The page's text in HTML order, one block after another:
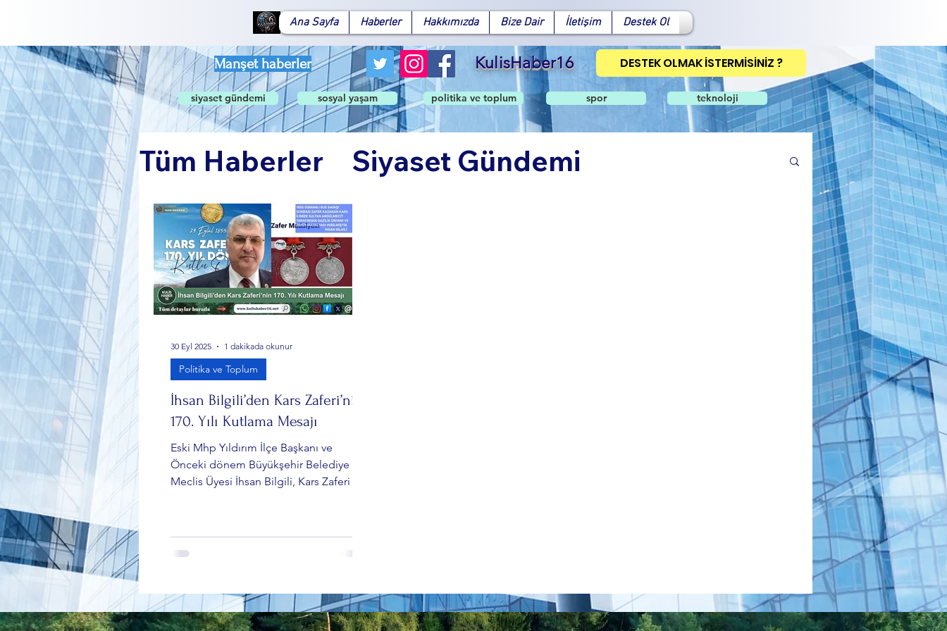
Ana Sayfa Haberler Hakkımızda Bize Dair İletişim Destek Ol
Manşet haberler KulisHaber16 DESTEK OLMAK İSTERMİSİNİZ ?
siyaset gündemi sosyal yaşam politika ve toplum spor teknoloji
FacebookX (Twitter) WhatsApp LinkedIn Pinterest Bağlantıyı Kopyala
Tüm Haberler
Siyaset Gündemi
Global Gündem
Sosyal Yaşam
İhsan Bilgili’den Kars Zaferi’nin
170. Yılı Kutlama Mesajı
Eski Mhp Yıldırım İlçe Başkanı ve
Önceki dönem Büyükşehir Belediye
Meclis Üyesi İhsan Bilgili, Kars Zaferi ve
arasında yaşanan Kırım Savaşı sırasında
hatırlattı.
Politika ve Toplum
30 Eyl 2025 1 dakikada okunur